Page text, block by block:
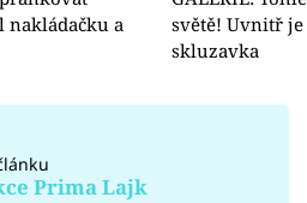
nakládačku a
světě! Uvnitř
skluzavka
Prima Lajk